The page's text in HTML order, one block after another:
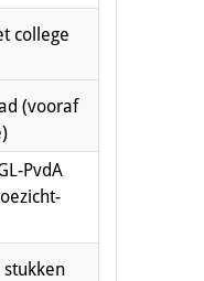
college
(vooraf
PvdA
stukken